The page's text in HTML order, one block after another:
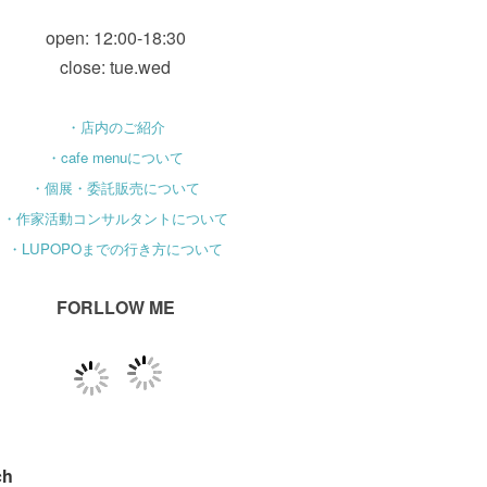
open: 12:00-18:30
close: tue.wed
・店内のご紹介
・cafe menuについて
・個展・委託販売について
・作家活動コンサルタントについて
・LUPOPOまでの行き方について
FORLLOW ME